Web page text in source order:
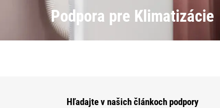
Podpora pre Klimatizácie
Hľadajte v našich článkoch podpory